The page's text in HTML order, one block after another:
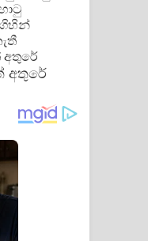
ගිහින්
අතුරේ
අතුරේ